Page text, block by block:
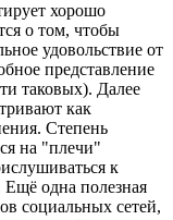
хорошо
о том, чтобы
удовольствие от
представление
таковых). Далее
как
Степень
на "плечи"
к
одна полезная
социальных сетей,